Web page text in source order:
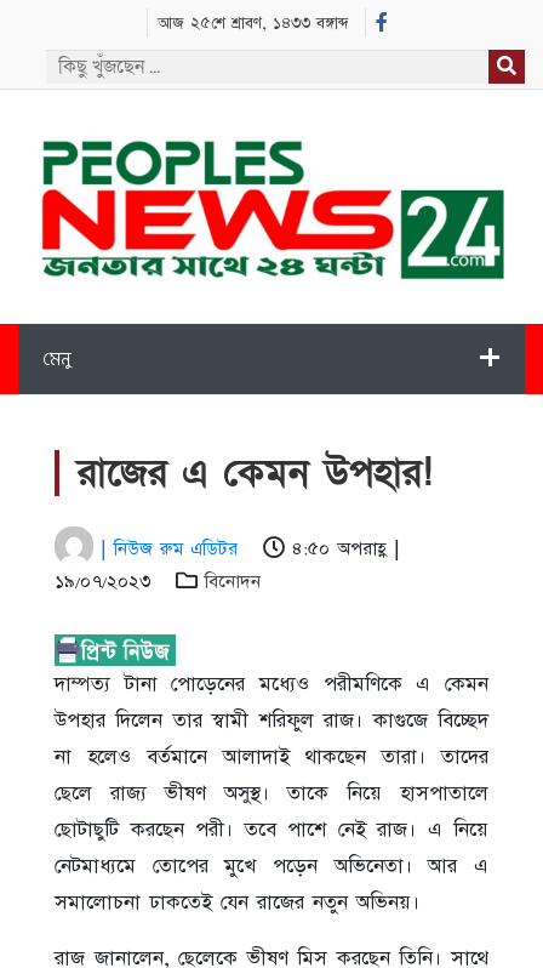
আজ ২৫শে শ্রাবণ, ১৪৩৩ বঙ্গাব্দ
মেনু
রাজের এ কেমন উপহার!
| নিউজ রুম এডিটর
৪:৫০ অপরাহ্ণ |
১৯/০৭/২০২৩
বিনোদন
দাম্পত্য টানা পোড়েনের মধ্যেও পরীমণিকে এ কেমন
উপহার দিলেন তার স্বামী শরিফুল রাজ। কাগুজে বিচ্ছেদ
না হলেও বর্তমানে আলাদাই থাকছেন তারা। তাদের
ছেলে রাজ্য ভীষণ অসুস্থ। তাকে নিয়ে হাসপাতালে
ছোটাছুটি করছেন পরী। তবে পাশে নেই রাজ। এ নিয়ে
নেটমাধ্যমে তোপের মুখে পড়েন অভিনেতা। আর এ
সমালোচনা ঢাকতেই যেন রাজের নতুন অভিনয়।
রাজ জানালেন, ছেলেকে ভীষণ মিস করছেন তিনি। সাথে